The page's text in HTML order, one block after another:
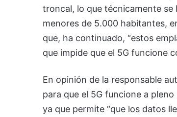
troncal, lo que técnicamente se
menores de 5.000 habitantes,
que, ha continuado, “estos
que impide que el 5G funcione
En opinión de la responsable
para que el 5G funcione a
ya que permite “que los datos